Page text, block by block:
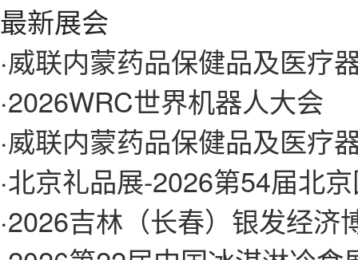
最新展会
·威联内蒙药品保健品及医疗
·2026WRC世界机器人大会
·威联内蒙药品保健品及医疗
·北京礼品展-2026第54届北
·2026吉林（长春）银发经济